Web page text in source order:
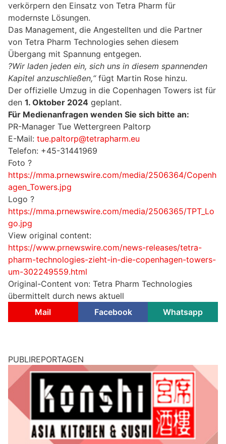
verkörpern den Einsatz von Tetra Pharm für
modernste Lösungen.
Das Management, die Angestellten und die Partner
von Tetra Pharm Technologies sehen diesem
Übergang mit Spannung entgegen.
?Wir laden jeden ein, sich uns in diesem spannenden
Kapitel anzuschließen,“fügt Martin Rose hinzu.
Der offizielle Umzug in die Copenhagen Towers ist für
den 1. Oktober 2024 geplant.
Für Medienanfragen wenden Sie sich bitte an:
PR-Manager Tue Wettergreen Paltorp
E-Mail: tue.paltorp@tetrapharm.eu
Telefon: +45-31441969
Foto ?
https://mma.prnewswire.com/media/2506364/Copenh
agen_Towers.jpg
Logo ?
https://mma.prnewswire.com/media/2506365/TPT_Lo
go.jpg
View original content:
https://www.prnewswire.com/news-releases/tetra-
pharm-technologies-zieht-in-die-copenhagen-towers-
um-302249559.html
Original-Content von: Tetra Pharm Technologies
übermittelt durch news aktuell
Mail
Facebook Whatsapp
PUBLIREPORTAGEN